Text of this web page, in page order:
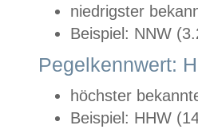
niedrigster
Beispiel: NNW
Pegelkennwert:
höchster
Beispiel: HHW